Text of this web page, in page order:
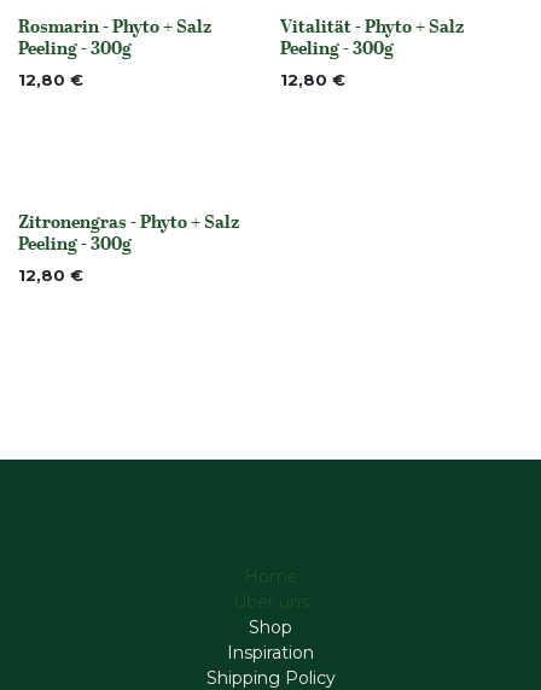
None
Rosmarin - Phyto + Salz
Peeling - 300g
12,80 €
None
Vitalität - Phyto + Salz
Peeling - 300g
12,80 €
None
Zitronengras - Phyto + Salz
Peeling - 300g
12,80 €
Home
Über uns
Shop
Inspiration
Shipping Policy